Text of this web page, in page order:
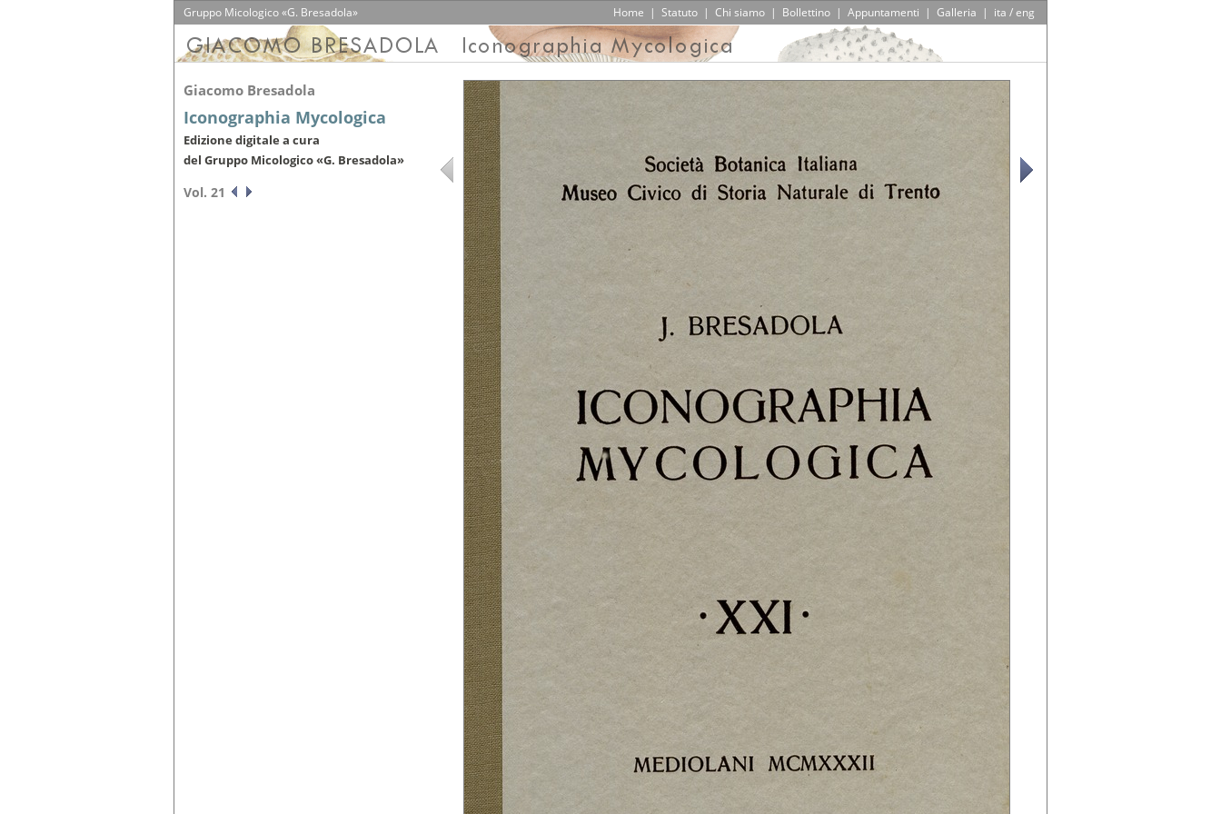
Gruppo Micologico «G. Bresadola» Home | Statuto | Chi siamo | Bollettino | Appuntamenti | Galleria | ita / eng
Giacomo Bresadola
Iconographia Mycologica
Edizione digitale a cura
del Gruppo Micologico «G. Bresadola»
Vol. 21